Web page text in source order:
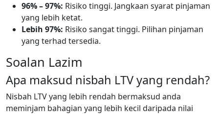
96% – 97%: Risiko tinggi. Jangkaan syarat pinjaman
yang lebih ketat.
Lebih 97%: Risiko sangat tinggi. Pilihan pinjaman
yang terhad tersedia.
Soalan Lazim
Apa maksud nisbah LTV yang rendah?
Nisbah LTV yang lebih rendah bermaksud anda
meminjam bahagian yang lebih kecil daripada nilai